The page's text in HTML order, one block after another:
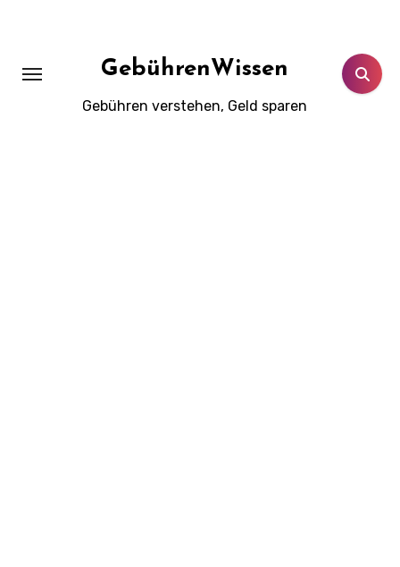
GebührenWissen
Gebühren verstehen, Geld sparen